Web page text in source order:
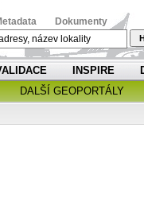
Dokumenty
INSPIRE
DALŠÍ GEOPORTÁLY